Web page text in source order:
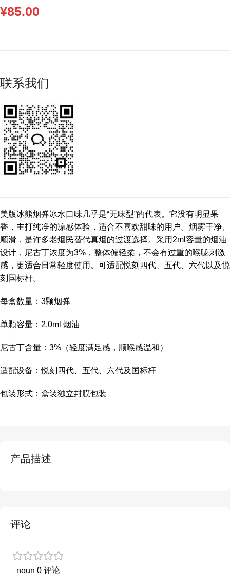
¥85.00
联系我们
美版冰熊烟弹冰水口味几乎是“无味型”的代表。它没有明显果
香，主打纯净的凉感体验，适合不喜欢甜味的用户。烟雾干净、
顺滑，是许多老烟民替代真烟的过渡选择。采用2ml容量的烟油
设计，尼古丁浓度为3%，整体偏轻柔，不会有过重的喉咙刺激
感，更适合日常轻度使用。可适配悦刻四代、五代、六代以及悦
刻国标杆。
每盒数量：3颗烟弹
单颗容量：2.0ml 烟油
尼古丁含量：3%（轻度满足感，顺喉感温和）
适配设备：悦刻四代、五代、六代及国标杆
包装形式：盒装独立封膜包装
产品描述
评论
noun 0 评论